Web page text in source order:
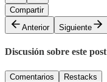
Compartir
Anterior
Siguiente
Discusión sobre este post
Comentarios Restacks